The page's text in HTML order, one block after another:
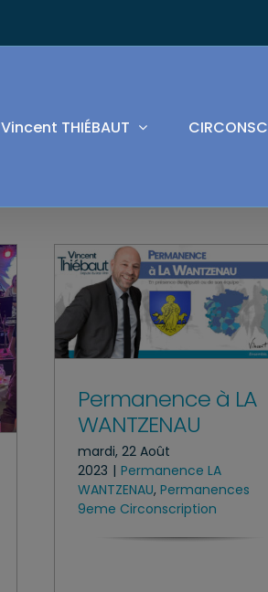
Vincent THIÉBAUT
Permanence à LA
WANTZENAU
mardi, 22 Août
2023 | Permanence LA
WANTZENAU, Permanences
9eme Circonscription